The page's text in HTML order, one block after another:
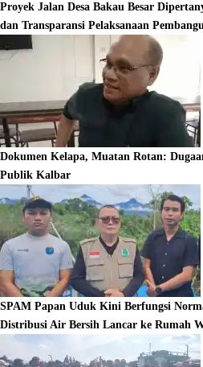
Proyek Jalan Desa Bakau Besar
dan Transparansi Pelaksanaan
Dokumen Kelapa, Muatan Rotan:
Publik Kalbar
SPAM Papan Uduk Kini Berfungsi
Distribusi Air Bersih Lancar ke Rumah